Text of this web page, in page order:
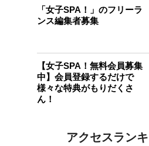
「女子SPA！」のフリーラ
ンス編集者募集
【女子SPA！無料会員募集
中】会員登録するだけで
様々な特典がもりだくさ
ん！
アクセスラン